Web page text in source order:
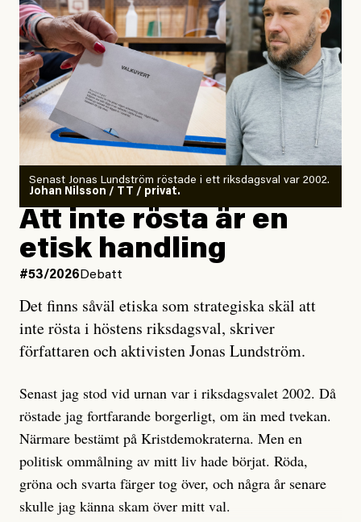
splittring och oro i rörelsen”. Problemet är att artikeln
skapar betydligt mer oro i palestinarörelsen – och den
oberoende vänstern – än den porträtterade personen
eller dess bakgrund.
Det finns en väldigt enkel regel inom alla politiska
rörelser när det gäller misstänkta infiltratörer:
Antingen har en bevis på att de är infiltratörer, och då
ska en gå ut med det så fort det bara går för att skydda
rörelsen. Eller så har en inga bevis, bara misstankar,
och då ska en efterforska diskret, just för att inte skapa
oro inom rörelsen.
Artikeln undersöker inte, som ETC påstår, ”vad som
är sant, vad som är rykten”, utan den bidrar bara till
ännu mer ryktesspridning. Det finns inte ett enda bevis
misstänkta personen är en infiltratör. Det som läsaren
får veta är att personen har ändrat sina politiska åsikter
under åren, att den har raderat tidigare innehåll på sina
sociala medier, att artikelns författare inte förstår sig
på personens ekonomi och att det tydligen finns
anonyma röster inom rörelsen som säger saker som
Senast Jonas Lundström röstade i ett riksdagsval var 2002.
Johan Nilsson / TT / privat.
Att inte rösta är en
etisk handling
#53/2026 Debatt
Det finns såväl etiska som strategiska skäl att
inte rösta i höstens riksdagsval, skriver
författaren och aktivisten Jonas Lundström.
Senast jag stod vid urnan var i riksdagsvalet 2002. Då
röstade jag fortfarande borgerligt, om än med tvekan.
Närmare bestämt på Kristdemokraterna. Men en
politisk ommålning av mitt liv hade börjat. Röda,
gröna och svarta färger tog över, och några år senare
skulle jag känna skam över mitt val.